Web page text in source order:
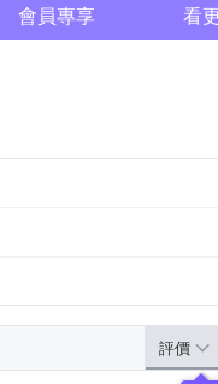
會員專享 看
評價